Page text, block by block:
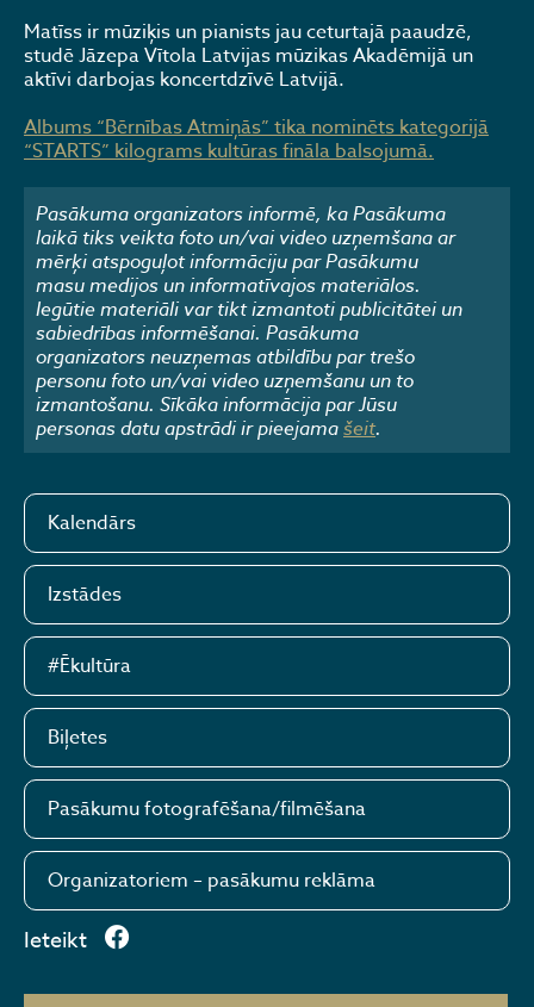
Matīss ir mūziķis un pianists jau ceturtajā paaudzē,
studē Jāzepa Vītola Latvijas mūzikas Akadēmijā un
aktīvi darbojas koncertdzīvē Latvijā.
Albums “Bērnības Atmiņās” tika nominēts kategorijā
“STARTS” kilograms kultūras fināla balsojumā.
Pasākuma organizators informē, ka Pasākuma
laikā tiks veikta foto un/vai video uzņemšana ar
mērķi atspoguļot informāciju par Pasākumu
masu medijos un informatīvajos materiālos.
Iegūtie materiāli var tikt izmantoti publicitātei un
sabiedrības informēšanai. Pasākuma
organizators neuzņemas atbildību par trešo
personu foto un/vai video uzņemšanu un to
izmantošanu. Sīkāka informācija par Jūsu
personas datu apstrādi ir pieejamašeit.
Kalendārs
Izstādes
#Ēkultūra
Biļetes
Pasākumu fotografēšana/filmēšana
Organizatoriem – pasākumu reklāma
Ieteikt